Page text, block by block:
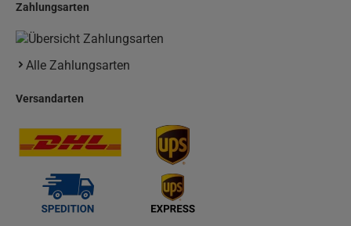
Zahlungsarten
Alle Zahlungsarten
Versandarten